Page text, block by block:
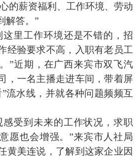
的薪资福利、工作环境、劳动
解答。”
这里工作环境还是不错的，招
经验要求不高，入职有老员工
”近期，在广西来宾市双飞汽
，一名主播走进车间，带着屏
流水线，并就各种问题频频互
感受到未来的工作状况，求职
愿也会增强。”来宾市人社局
黄美连说，了解到这家企业因